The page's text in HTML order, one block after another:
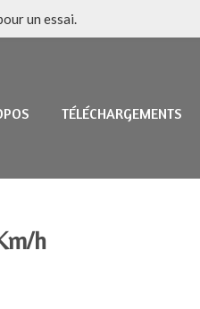
un essai.
TÉLÉCHARGEMENTS
h